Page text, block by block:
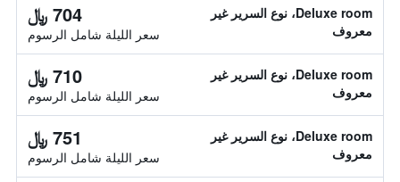
Deluxe room، نوع السرير غير
معروف
704 ﷼
سعر الليلة شامل الرسوم
Deluxe room، نوع السرير غير
معروف
710 ﷼
سعر الليلة شامل الرسوم
Deluxe room، نوع السرير غير
معروف
751 ﷼
سعر الليلة شامل الرسوم